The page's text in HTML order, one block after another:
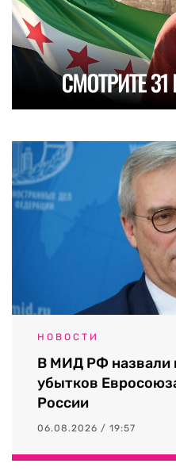
НОВОСТИ
В МИД РФ назвали
убытков
России
06.08.2026 / 19:57